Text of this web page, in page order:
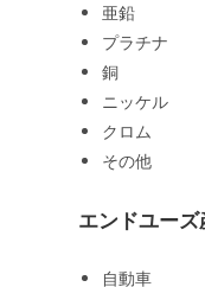
亜鉛
プラチナ
銅
ニッケル
クロム
その他
エンドユー
自動車